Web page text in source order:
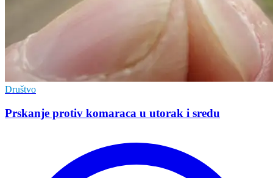
Društvo
Prskanje protiv komaraca u utorak i sredu